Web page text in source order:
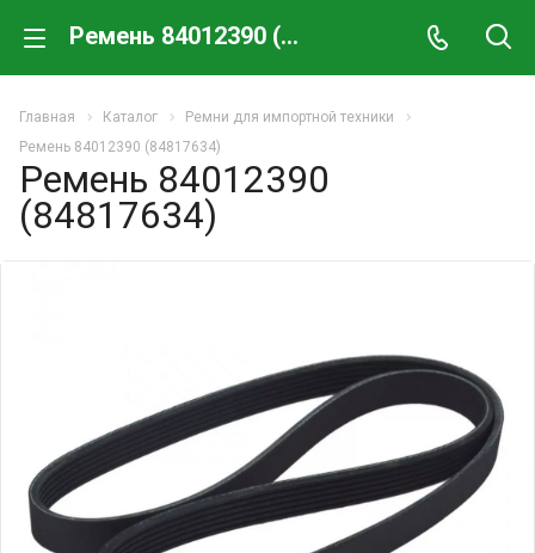
Ремень 84012390 (84817634)
Главная Каталог
Ремни для импортной техники
Ремень 84012390 (84817634)
Ремень 84012390
(84817634)